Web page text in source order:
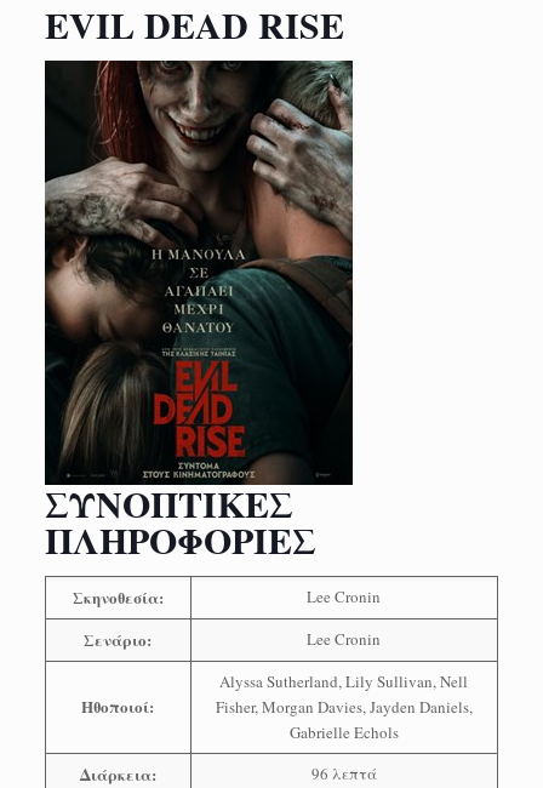
EVIL DEAD RISE
ΣΥΝΟΠΤΙΚΕΣ
ΠΛΗΡΟΦΟΡΙΕΣ
Σκηνοθεσία: Lee Cronin
Σενάριο: Lee Cronin
Ηθοποιοί:
Alyssa Sutherland, Lily Sullivan, Nell
Fisher, Morgan Davies, Jayden Daniels,
Gabrielle Echols
Διάρκεια: 96 λεπτά